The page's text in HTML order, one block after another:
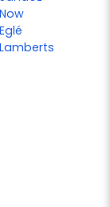
Now
Eglé
Lamberts